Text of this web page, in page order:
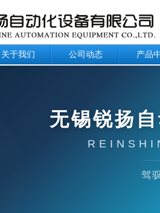
关于我们 公司动态 产品
无锡锐扬
驾